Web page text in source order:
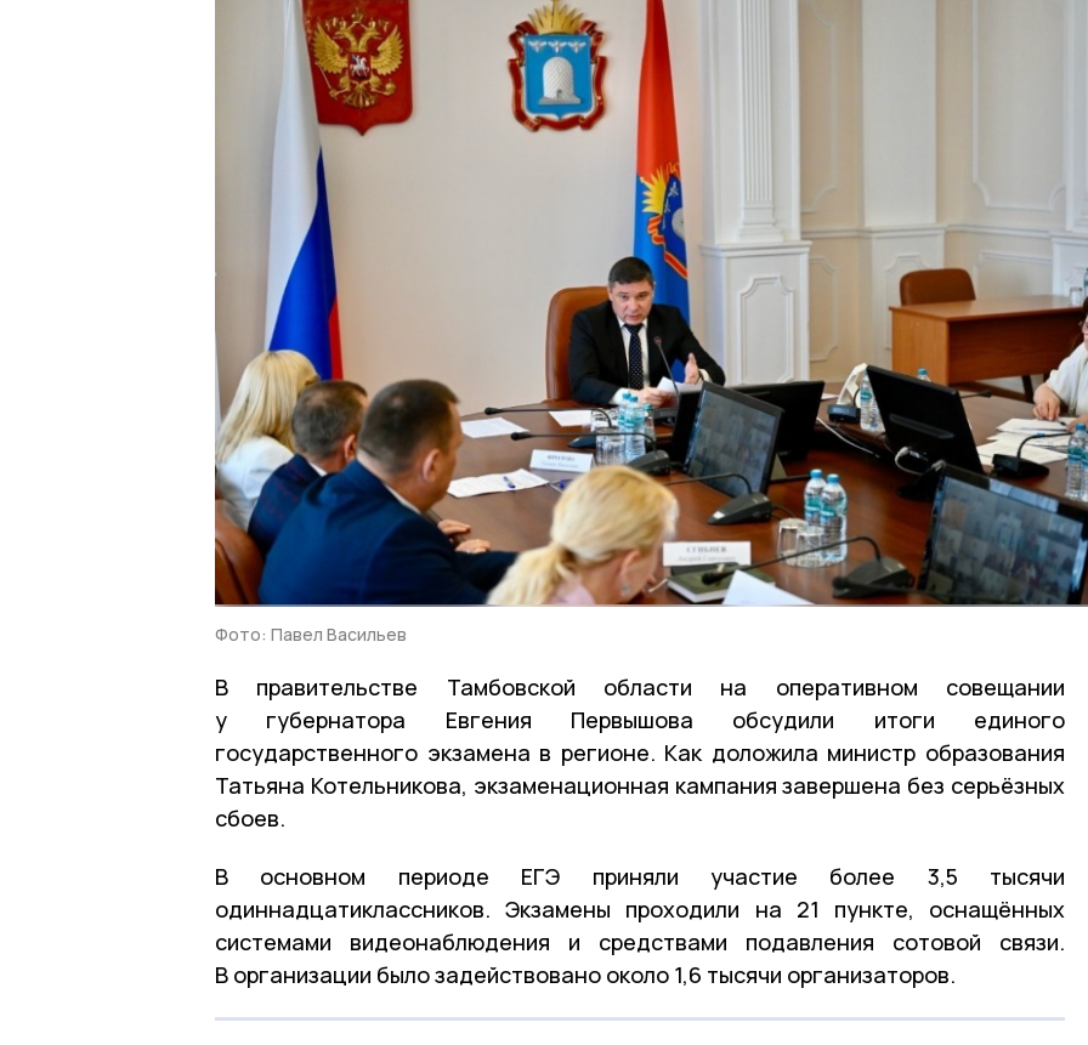
Фото: Павел Васильев
В правительстве Тамбовской области на оперативном совещании
у губернатора Евгения Первышова обсудили итоги единого
государственного экзамена в регионе. Как доложила министр образования
Татьяна Котельникова, экзаменационная кампания завершена без серьёзных
сбоев.
В основном периоде ЕГЭ приняли участие более 3,5 тысячи
одиннадцатиклассников. Экзамены проходили на 21 пункте, оснащённых
системами видеонаблюдения и средствами подавления сотовой связи.
В организации было задействовано около 1,6 тысячи организаторов.